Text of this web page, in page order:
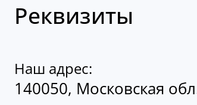
Реквизиты
Наш адрес:
140050, Московская